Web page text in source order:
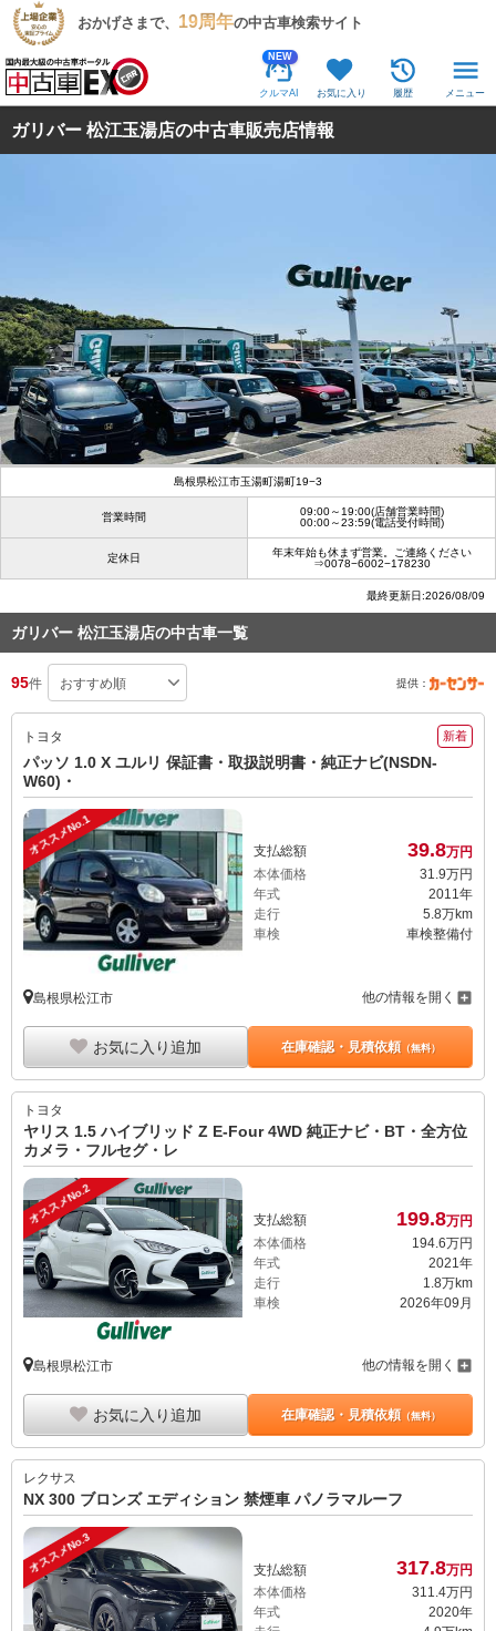
おかげさまで、 19周年の中古車検索サイト
NEW
クルマAI お気に入り 履歴 メニュー
ガリバー 松江玉湯店の中古車販売店情報
島根県松江市玉湯町湯町19−3
営業時間
09:00～19:00(店舗営業時間)
00:00～23:59(電話受付時間)
定休日
年末年始も休まず営業。ご連絡ください
⇒0078−6002−178230
最終更新日:2026/08/09
ガリバー 松江玉湯店の中古車一覧
95件 提供：
トヨタ 新着
パッソ 1.0 X ユルリ 保証書・取扱説明書・純正ナビ(NSDN-
W60)・
オススメNo.1 支払総額 39.8万円
本体価格
31.9万円
年式
2011年
走行
5.8万km
車検
車検整備付
島根県松江市 他の情報を開く
お気に入り追加 在庫確認・見積依頼（無料）
トヨタ
ヤリス 1.5 ハイブリッド Z E-Four 4WD 純正ナビ・BT・全方位
カメラ・フルセグ・レ
オススメNo.2 支払総額 199.8万円
本体価格
194. 6万円
年式
2021年
走行
1.8万km
車検
2026年09月
島根県松江市 他の情報を開く
お気に入り追加 在庫確認・見積依頼（無料）
レクサス
NX 300 ブロンズ エディション 禁煙車 パノラマルーフ
オススメNo.3 支払総額 317.8万円
本体価格
311.4万円
年式
2020年